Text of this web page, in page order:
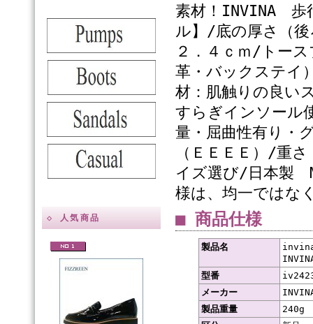
◇ 人気商品
素材！INVINA 歩
ル】/底の厚さ（
２．４ｃｍ/トー
革・バックステイ
材：肌触りの良い
すらぎインソール
量・屈曲性有り・
（ＥＥＥＥ）/重
イズ選び/日本製
様は、均一ではな
■ 商品仕様
製品名
型番
メーカー
製品重量
240g